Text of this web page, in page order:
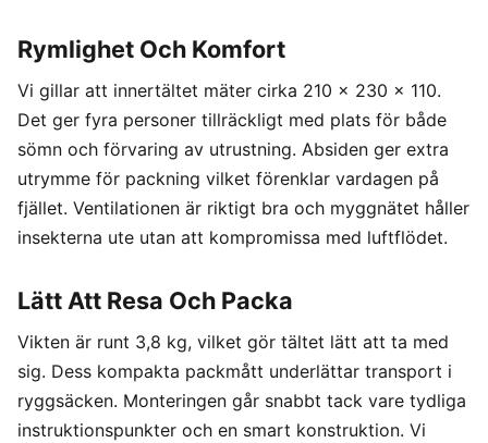
Rymlighet Och Komfort
Vi gillar att innertältet mäter cirka 210 x 230 x 110.
Det ger fyra personer tillräckligt med plats för både
sömn och förvaring av utrustning. Absiden ger extra
utrymme för packning vilket förenklar vardagen på
fjället. Ventilationen är riktigt bra och myggnätet håller
insekterna ute utan att kompromissa med luftflödet.
Lätt Att Resa Och Packa
Vikten är runt 3,8 kg, vilket gör tältet lätt att ta med
sig. Dess kompakta packmått underlättar transport i
ryggsäcken. Monteringen går snabbt tack vare tydliga
instruktionspunkter och en smart konstruktion. Vi